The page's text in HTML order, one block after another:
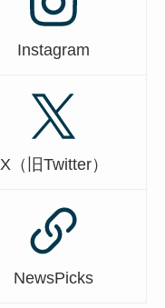
Instagram
X（旧Twitter）
NewsPicks